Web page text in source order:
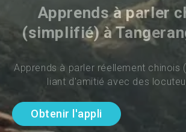
Apprends à parler
(simplifié) à
Apprends à parler réellement chinois
liant d'amitié avec des
Obtenir l'appli